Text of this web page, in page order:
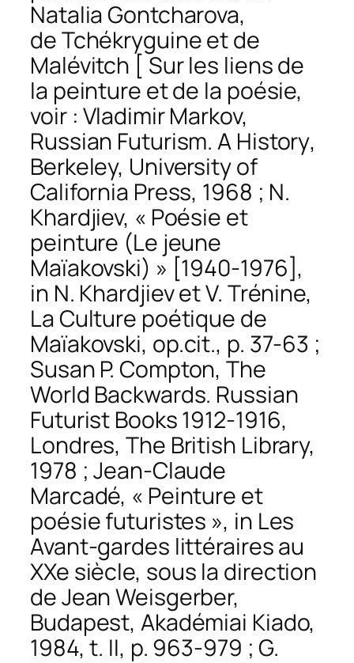
Natalia Gontcharova,
de Tchékryguine et de
Malévitch [ Sur les liens de
la peinture et de la poésie,
voir : Vladimir Markov,
Russian Futurism. A History,
Berkeley, University of
California Press, 1968 ; N.
Khardjiev, « Poésie et
peinture (Le jeune
Maïakovski) » [1940-1976],
in N. Khardjiev et V. Trénine,
La Culture poétique de
Maïakovski, op.cit., p. 37-63 ;
Susan P. Compton,The
World Backwards. Russian
Futurist Books 1912-1916,
Londres, The British Library,
1978 ; Jean-Claude
Marcadé, « Peinture et
poésie futuristes », in Les
Avant-gardes littéraires au
XXe siècle, sous la direction
de Jean Weisgerber,
Budapest, Akadémiai Kiado,
1984, t. II, p. 963-979 ; G.